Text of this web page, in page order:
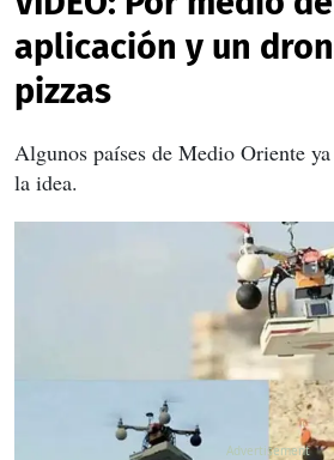
aplicación y un
pizzas
Algunos países de Medio Oriente
la idea.